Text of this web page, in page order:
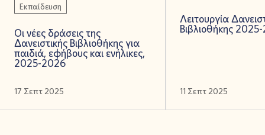
Εκπαίδευση
Οι νέες δράσεις της
Δανειστικής Βιβλιοθήκης για
παιδιά, εφήβους και ενήλικες,
2025-2026
17 Σεπτ 2025
Λειτουργία
Βιβλιοθήκης
11 Σεπτ 2025